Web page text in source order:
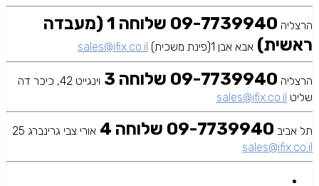
הרצליה
09-7739940 שלוחה 1 (מעבדה
ראשית) אבא אבן 1(פינת משכית) sales@ifix.co.il
הרצליה 09-7739940 שלוחה 3
וינגייט 42, כיכר דה
שליט sales@ifix.co.il
תל אביב 09-7739940 שלוחה 4
אורי צבי גרינברג 25
sales@ifix.co.il